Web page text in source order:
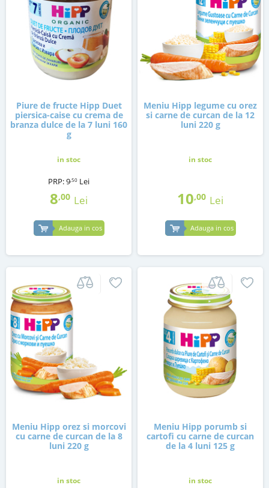
Piure de fructe Hipp Duet
piersica-caise cu crema de
branza dulce de la 7 luni 160
g
in stoc
PRP:9,50 Lei
8,00 Lei
Adauga in cos
Meniu Hipp legume cu orez
si carne de curcan de la 12
luni 220 g
in stoc
10,00 Lei
Adauga in cos
Meniu Hipp orez si morcovi
cu carne de curcan de la 8
luni 220 g
in stoc
Meniu Hipp porumb si
cartofi cu carne de curcan
de la 4 luni 125 g
in stoc